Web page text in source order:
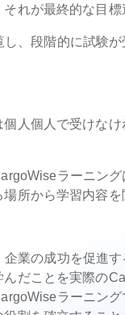
れが最終的な目標
、段階的に試験
人個人で受けな
ラーニン
所から学習内容
業の成功を促進
だことを実際の
ラーニン